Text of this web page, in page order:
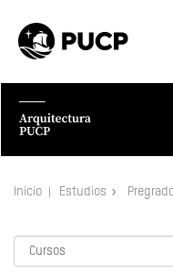
Inicio Estudios